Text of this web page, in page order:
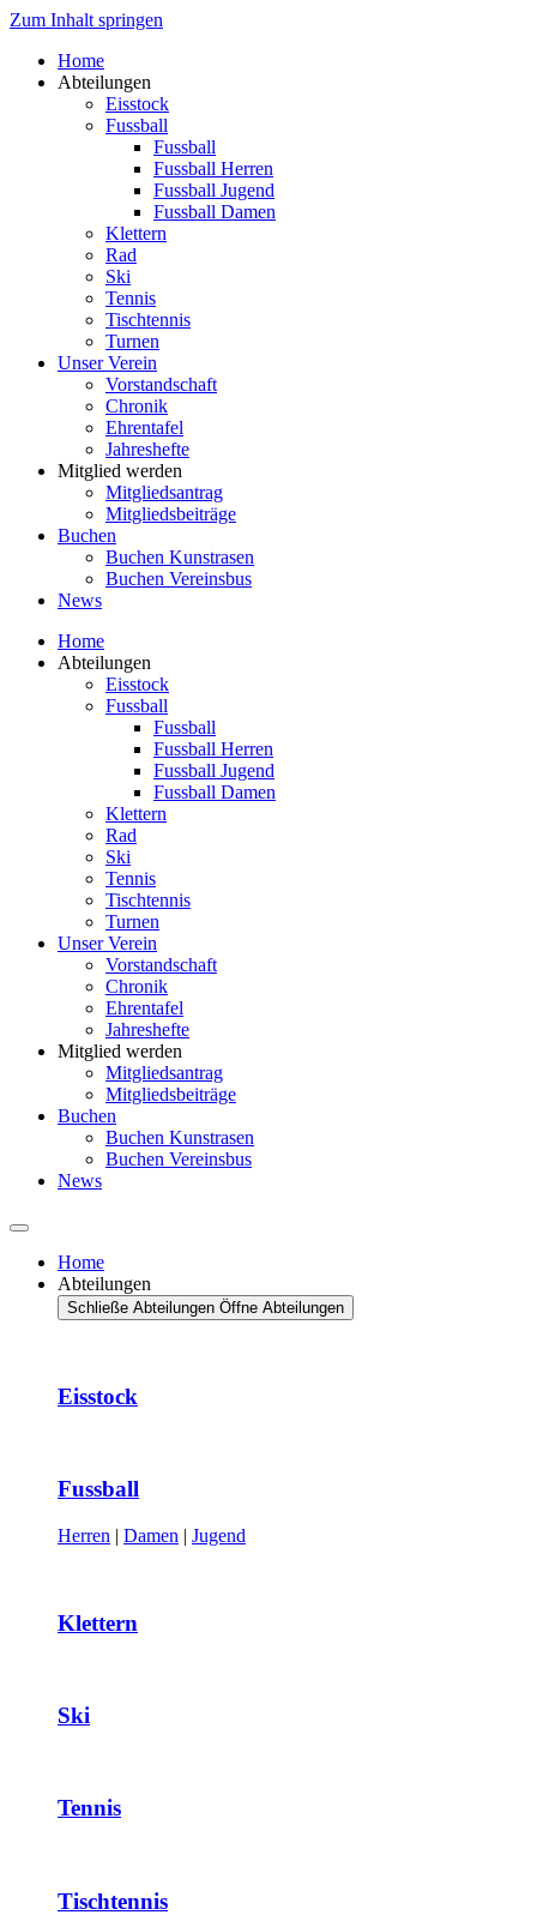
Zum Inhalt springen
Home
Abteilungen
Eisstock
Fussball
Fussball
Fussball Herren
Fussball Jugend
Fussball Damen
Klettern
Rad
Ski
Tennis
Tischtennis
Turnen
Unser Verein
Vorstandschaft
Chronik
Ehrentafel
Jahreshefte
Mitglied werden
Mitgliedsantrag
Mitgliedsbeiträge
Buchen
Buchen Kunstrasen
Buchen Vereinsbus
News
Home
Abteilungen
Eisstock
Fussball
Fussball
Fussball Herren
Fussball Jugend
Fussball Damen
Klettern
Rad
Ski
Tennis
Tischtennis
Turnen
Unser Verein
Vorstandschaft
Chronik
Ehrentafel
Jahreshefte
Mitglied werden
Mitgliedsantrag
Mitgliedsbeiträge
Buchen
Buchen Kunstrasen
Buchen Vereinsbus
News
Home
Abteilungen
Schließe Abteilungen Öffne Abteilungen
Eisstock
Fussball
Herren | Damen | Jugend
Klettern
Ski
Tennis
Tischtennis